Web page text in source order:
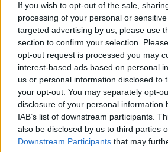
If you wish to opt-out of the sale,
processing of your personal or
targeted advertising by us, please use
section to confirm your selection.
opt-out request is processed you may
interest-based ads based on personal
us or personal information disclosed to
your opt-out. You may separately opt-
disclosure of your personal information
IAB’s list of downstream participants.
also be disclosed by us to third parties
Downstream Participants that may